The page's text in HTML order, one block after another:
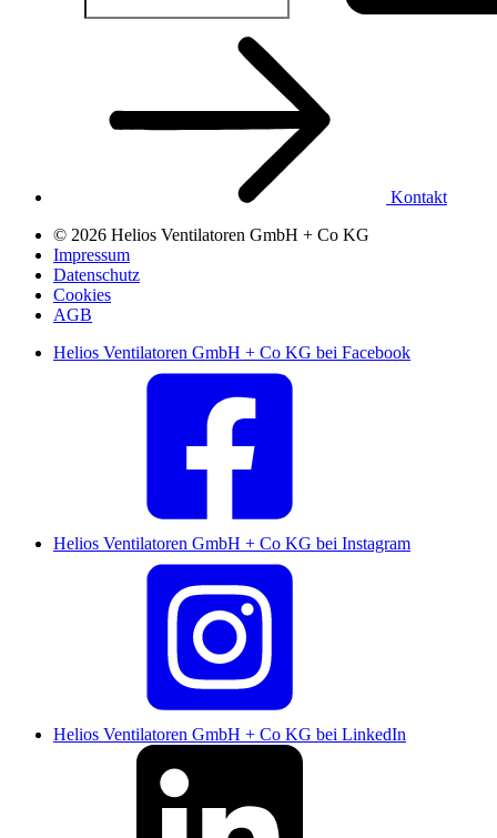
Kontakt
© 2026 Helios Ventilatoren GmbH + Co KG
Impressum
Datenschutz
Cookies
AGB
Helios Ventilatoren GmbH + Co KG bei Facebook
Helios Ventilatoren GmbH + Co KG bei Instagram
Helios Ventilatoren GmbH + Co KG bei LinkedIn